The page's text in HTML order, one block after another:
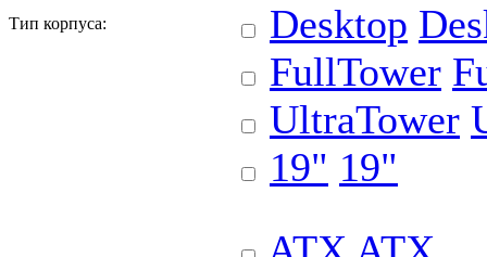
Тип корпуса:
Desktop
FullTower
UltraTower
19" 19"